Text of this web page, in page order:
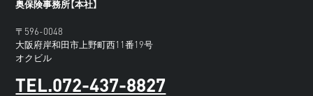
奥保険事務所【本社】
〒596-0048
大阪府岸和田市上野町西11番19号
オクビル
TEL.072-437-8827